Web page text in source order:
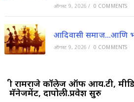
ऑगस्ट 9, 2026 / 0 COMMENTS
आदिवासी समाज…आणि
ऑगस्ट 9, 2026 / 0 COMMENTS
श्री रामराजे कॉलेज ऑफ आय.टी,
मॅनेजमेंट, दापोली.प्रवेश सुरु